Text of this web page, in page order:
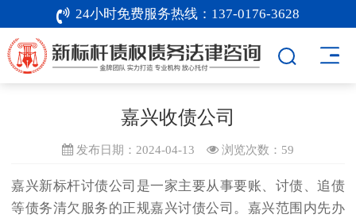
24小时免费服务热线： 137-0176-3628
嘉兴收债公司
发布日期：2024-04-13 浏览次数： 59
嘉兴新标杆讨债公司 是一家主要从事要账、讨债、追债
等债务清欠服务的正规嘉兴讨债公司。嘉兴范围内先办